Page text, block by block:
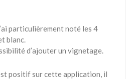
particulièrement noté les 4
blanc.
d’ajouter un vignetage.
positif sur cette application, il